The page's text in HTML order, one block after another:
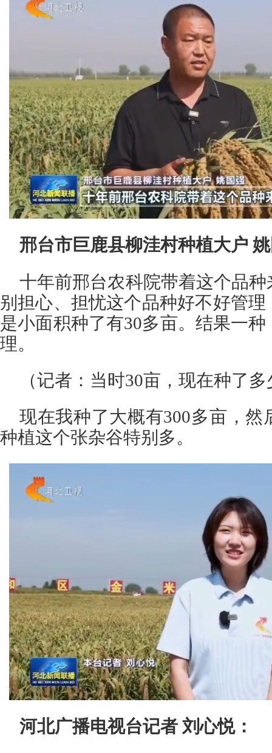
邢台市巨鹿县柳洼村种植大户
十年前邢台农科院带着这个品
别担心、担忧这个品种好不好管
是小面积种了有30多亩。结果一
理。
（记者：当时30亩，现在种了
现在我种了大概有300多亩，然
种植这个张杂谷特别多。
河北广播电视台记者 刘心悦：